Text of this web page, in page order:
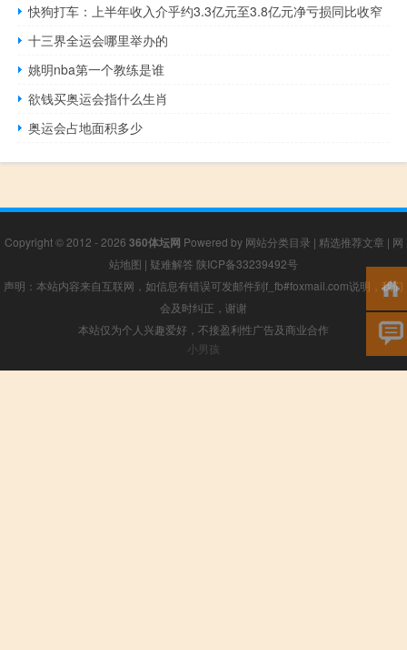
快狗打车：上半年收入介乎约3.3亿元至3.8亿元净亏损同比收窄
十三界全运会哪里举办的
姚明nba第一个教练是谁
欲钱买奥运会指什么生肖
奥运会占地面积多少
Copyright © 2012 - 2026 360体坛网 Powered by 网站分类目录 | 精选推荐文章 | 网
站地图 | 疑难解答 陕ICP备33239492号
声明：本站内容来自互联网，如信息有错误可发邮件到f_fb#foxmail.com说明，我们
会及时纠正，谢谢
本站仅为个人兴趣爱好，不接盈利性广告及商业合作
小男孩